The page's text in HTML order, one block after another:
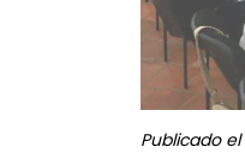
Publicado el